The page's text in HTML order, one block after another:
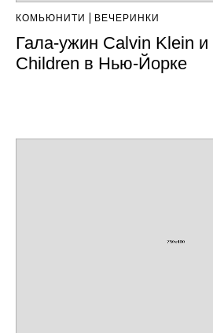
КОМЬЮНИТИ ВЕЧЕРИНКИ
Гала-ужин Calvin Klein
Children в Нью-Йорке